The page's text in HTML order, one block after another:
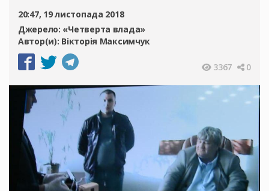
20:47, 19 листопада 2018
Джерело: «Четверта влада»
Автор(и): Вікторія Максимчук
3367 0